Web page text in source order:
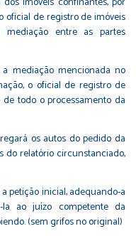
oficial de registro de imóveis
entre as partes
mediação mencionada no
o oficial de registro de
todo o processamento da
os autos do pedido da
do relatório circunstanciado,
petição inicial, adequando-a
ao juízo competente da
(sem grifos no original)